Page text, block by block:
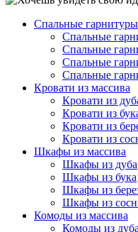
Спальные гарнитуры
Спальные
Спальные
Спальные
Спальные
Кровати из массива
Кровати из
Кровати из
Кровати из
Кровати из
Шкафы из массива
Шкафы из дуба
Шкафы из бука
Шкафы из
Шкафы из
Комоды из массива
Комоды из дуба